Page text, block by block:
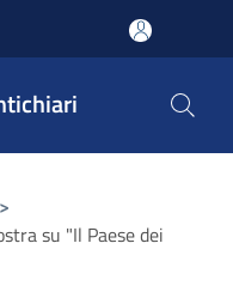
>
su "Il Paese dei